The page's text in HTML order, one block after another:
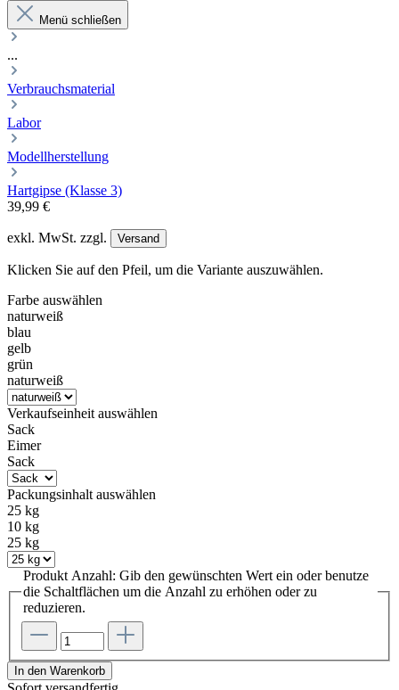
Menü schließen
...
Verbrauchsmaterial
Labor
Modellherstellung
Hartgipse (Klasse 3)
39,99 €
exkl. MwSt. zzgl. Versand
Klicken Sie auf den Pfeil, um die Variante auszuwählen.
Farbe auswählen
naturweiß
blau
gelb
grün
naturweiß
Verkaufseinheit auswählen
Sack
Eimer
Sack
Packungsinhalt auswählen
25 kg
10 kg
25 kg
Produkt Anzahl: Gib den gewünschten Wert ein oder benutze
die Schaltflächen um die Anzahl zu erhöhen oder zu
reduzieren.
In den Warenkorb